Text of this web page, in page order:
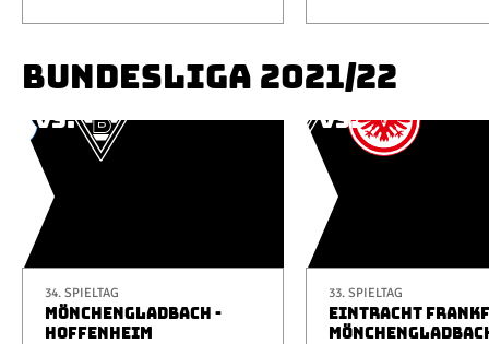
BUNDESLIGA 2021/22
34. SPIELTAG
MÖNCHENGLADBACH -
HOFFENHEIM
33. SPIELTAG
EINTRACHT